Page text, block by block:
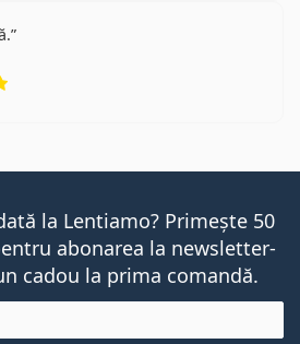
la Lentiamo? Primește 50
abonarea la newsletter-
cadou la prima comandă.